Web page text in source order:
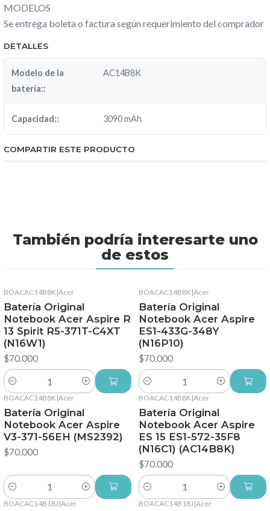
MODELOS
Se entrega boleta o factura según requerimiento del comprador
DETALLES
Modelo de la
batería::
AC14B8K
Capacidad:: 3090 mAh
COMPARTIR ESTE PRODUCTO
También podría interesarte uno
de estos
BOACAC14B8K|Acer
Batería Original
Notebook Acer Aspire R
13 Spirit R5-371T-C4XT
(N16W1)
$70.000
Cantidad
BOACAC14B8K|Acer
Batería Original
Notebook Acer Aspire
ES1-433G-348Y
(N16P10)
$70.000
Cantidad
BOACAC14B8K|Acer
Batería Original
Notebook Acer Aspire
V3-371-56EH (MS2392)
$70.000
Cantidad
BOACAC14B8K|Acer
Batería Original
Notebook Acer Aspire
ES 15 ES1-572-35F8
(N16C1) (AC14B8K)
$70.000
Cantidad
BOACAC14B18J |Acer BOACAC14B18J |Acer